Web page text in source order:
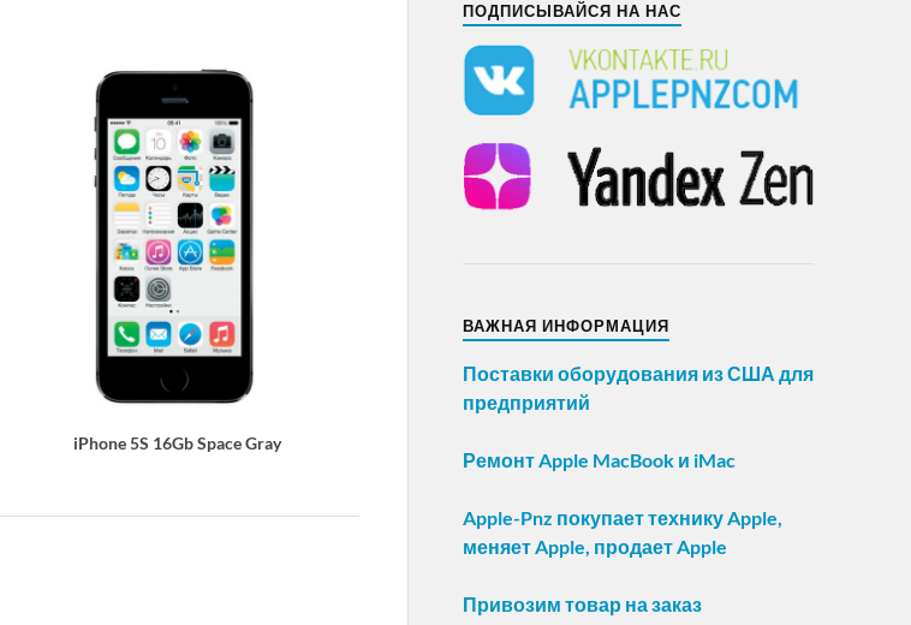
iPhone 5S 16Gb Space Gray
ПОДПИСЫВАЙСЯ НА НАС
ВАЖНАЯ ИНФОРМАЦИЯ
Поставки оборудования из США для
предприятий
Ремонт Apple MacBook и iMac
Apple-Pnz покупает технику Apple,
меняет Apple, продает Apple
Привозим товар на заказ